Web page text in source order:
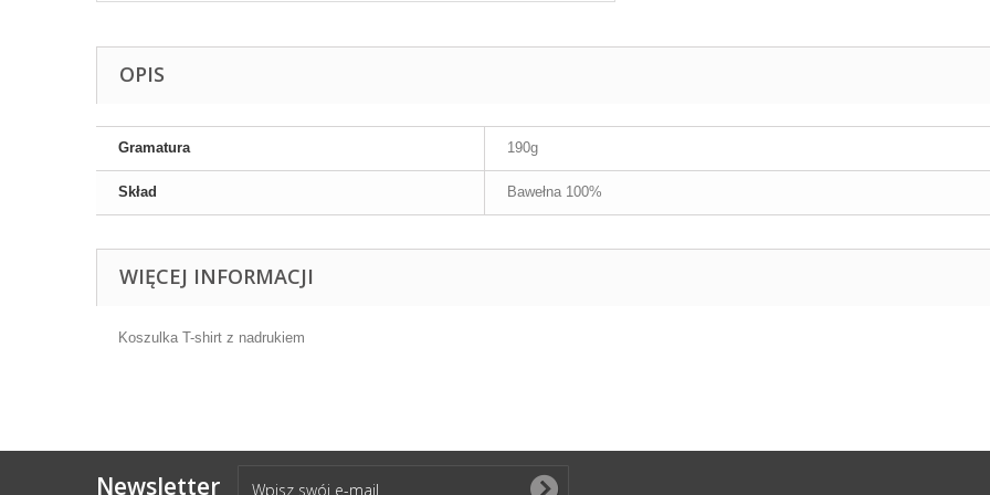
OPIS
Gramatura 190g
Skład Bawełna 100%
WIĘCEJ INFORMACJI
Koszulka T-shirt z nadrukiem
Newsletter